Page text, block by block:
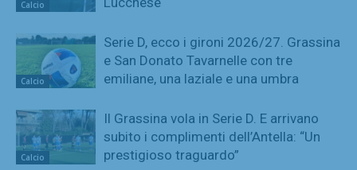
Calcio
Calcio
Serie D, ecco i gironi 2026/27. Grassina
e San Donato Tavarnelle con tre
emiliane, una laziale e una umbra
Calcio
Il Grassina vola in Serie D. E arrivano
subito i complimenti dell’Antella: “Un
prestigioso traguardo”